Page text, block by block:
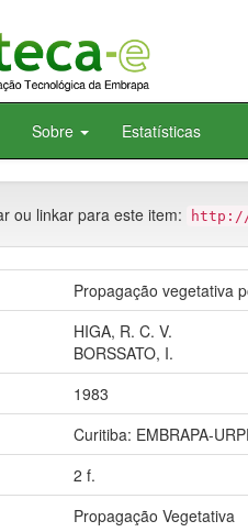
Sobre Estatísticas
ou linkar para este item: http://
Propagação vegetativa
HIGA, R. C. V.
BORSSATO, I.
1983
Curitiba: EMBRAPA-
2 f.
Propagação Vegetativa